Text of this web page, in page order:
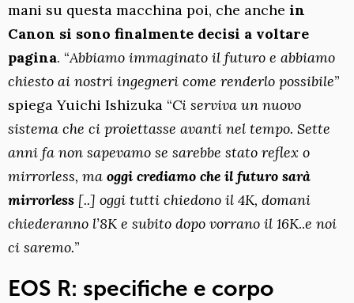
mani su questa macchina poi, che anche in
Canon si sono finalmente decisi a voltare
pagina. “Abbiamo immaginato il futuro e abbiamo
chiesto ai nostri ingegneri come renderlo possibile”
spiega Yuichi Ishizuka “Ci serviva un nuovo
sistema che ci proiettasse avanti nel tempo. Sette
anni fa non sapevamo se sarebbe stato reflex o
mirrorless, ma oggi crediamo che il futuro sarà
mirrorless [..] oggi tutti chiedono il 4K, domani
chiederanno l’8K e subito dopo vorrano il 16K..e noi
ci saremo.”
EOS R: specifiche e corpo